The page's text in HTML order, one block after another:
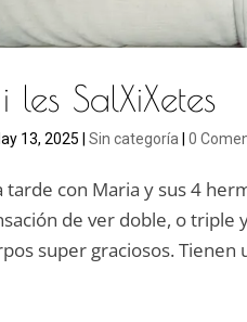
SalXiXetes
13, 2025 |Sin categoría |0
tarde con Maria y sus 4
de ver doble, o
super graciosos. Tienen